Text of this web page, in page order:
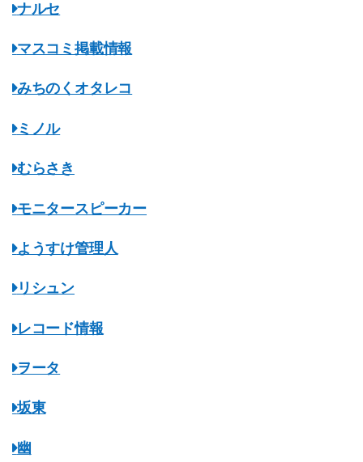
ナルセ
マスコミ掲載情報
みちのくオタレコ
ミノル
むらさき
モニタースピーカー
ようすけ管理人
リシュン
レコード情報
ヲータ
坂東
幽